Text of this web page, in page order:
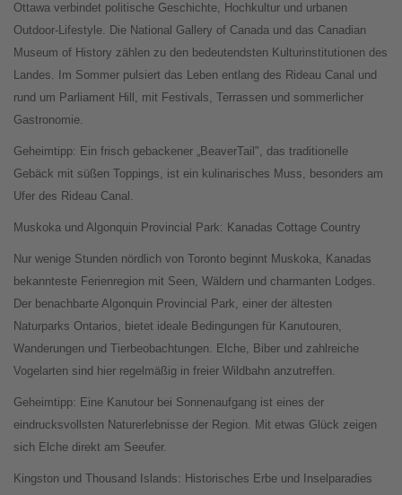
Ottawa verbindet politische Geschichte, Hochkultur und urbanen
Outdoor-Lifestyle. Die National Gallery of Canada und das Canadian
Museum of History zählen zu den bedeutendsten Kulturinstitutionen des
Landes. Im Sommer pulsiert das Leben entlang des Rideau Canal und
rund um Parliament Hill, mit Festivals, Terrassen und sommerlicher
Gastronomie.
Geheimtipp: Ein frisch gebackener „BeaverTail", das traditionelle
Gebäck mit süßen Toppings, ist ein kulinarisches Muss, besonders am
Ufer des Rideau Canal.
Muskoka und Algonquin Provincial Park: Kanadas Cottage Country
Nur wenige Stunden nördlich von Toronto beginnt Muskoka, Kanadas
bekannteste Ferienregion mit Seen, Wäldern und charmanten Lodges.
Der benachbarte Algonquin Provincial Park, einer der ältesten
Naturparks Ontarios, bietet ideale Bedingungen für Kanutouren,
Wanderungen und Tierbeobachtungen. Elche, Biber und zahlreiche
Vogelarten sind hier regelmäßig in freier Wildbahn anzutreffen.
Geheimtipp: Eine Kanutour bei Sonnenaufgang ist eines der
eindrucksvollsten Naturerlebnisse der Region. Mit etwas Glück zeigen
sich Elche direkt am Seeufer.
Kingston und Thousand Islands: Historisches Erbe und Inselparadies